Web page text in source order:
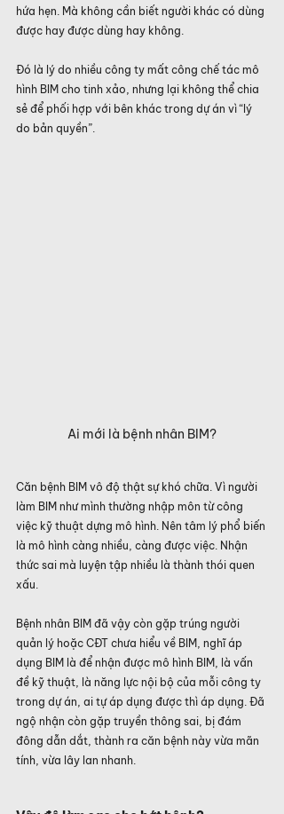
hứa hẹn. Mà không cần biết người khác có dùng
được hay được dùng hay không.
Đó là lý do nhiều công ty mất công chế tác mô
hình BIM cho tinh xảo, nhưng lại không thể chia
sẻ để phối hợp với bên khác trong dự án vì “lý
do bản quyền”.
Ai mới là bệnh nhân BIM?
Căn bệnh BIM vô độ thật sự khó chữa. Vì người
làm BIM như mình thường nhập môn từ công
việc kỹ thuật dựng mô hình. Nên tâm lý phổ biến
là mô hình càng nhiều, càng được việc. Nhận
thức sai mà luyện tập nhiều là thành thói quen
xấu.
Bệnh nhân BIM đã vậy còn gặp trúng người
quản lý hoặc CĐT chưa hiểu về BIM, nghĩ áp
dụng BIM là để nhận được mô hình BIM, là vấn
đề kỹ thuật, là năng lực nội bộ của mỗi công ty
trong dự án, ai tự áp dụng được thì áp dụng. Đã
ngộ nhận còn gặp truyền thông sai, bị đám
đông dẫn dắt, thành ra căn bệnh này vừa mãn
tính, vừa lây lan nhanh.